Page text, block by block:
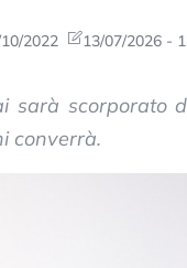
2022 13/07/2026 -
sarà scorporato
converrà.